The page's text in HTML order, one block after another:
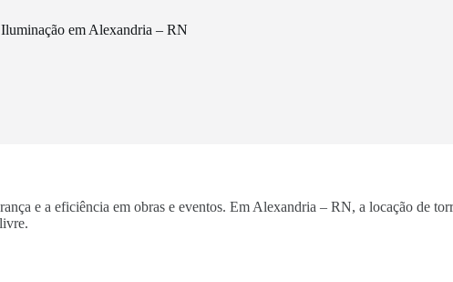
em Alexandria – RN
e a eficiência em obras e eventos. Em Alexandria – RN, a locação de